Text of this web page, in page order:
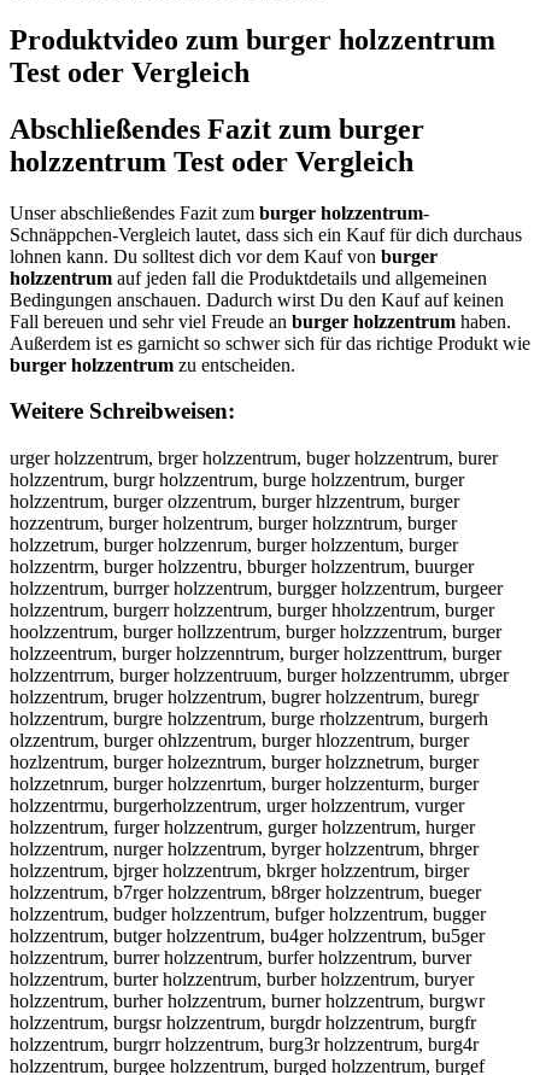
Produktvideo zum burger holzzentrum
Test oder Vergleich
Abschließendes Fazit zum burger
holzzentrum Test oder Vergleich
Unser abschließendes Fazit zum burger holzzentrum-
Schnäppchen-Vergleich lautet, dass sich ein Kauf für dich durchaus
lohnen kann. Du solltest dich vor dem Kauf von burger
holzzentrum auf jeden fall die Produktdetails und allgemeinen
Bedingungen anschauen. Dadurch wirst Du den Kauf auf keinen
Fall bereuen und sehr viel Freude an burger holzzentrum haben.
Außerdem ist es garnicht so schwer sich für das richtige Produkt wie
burger holzzentrum zu entscheiden.
Weitere Schreibweisen:
urger holzzentrum, brger holzzentrum, buger holzzentrum, burer
holzzentrum, burgr holzzentrum, burge holzzentrum, burger
holzzentrum, burger olzzentrum, burger hlzzentrum, burger
hozzentrum, burger holzentrum, burger holzzntrum, burger
holzzetrum, burger holzzenrum, burger holzzentum, burger
holzzentrm, burger holzzentru, bburger holzzentrum, buurger
holzzentrum, burrger holzzentrum, burgger holzzentrum, burgeer
holzzentrum, burgerr holzzentrum, burger hholzzentrum, burger
hoolzzentrum, burger hollzzentrum, burger holzzzentrum, burger
holzzeentrum, burger holzzenntrum, burger holzzenttrum, burger
holzzentrrum, burger holzzentruum, burger holzzentrumm, ubrger
holzzentrum, bruger holzzentrum, bugrer holzzentrum, buregr
holzzentrum, burgre holzzentrum, burge rholzzentrum, burgerh
olzzentrum, burger ohlzzentrum, burger hlozzentrum, burger
hozlzentrum, burger holzezntrum, burger holzznetrum, burger
holzzetnrum, burger holzzenrtum, burger holzzenturm, burger
holzzentrmu, burgerholzzentrum, urger holzzentrum, vurger
holzzentrum, furger holzzentrum, gurger holzzentrum, hurger
holzzentrum, nurger holzzentrum, byrger holzzentrum, bhrger
holzzentrum, bjrger holzzentrum, bkrger holzzentrum, birger
holzzentrum, b7rger holzzentrum, b8rger holzzentrum, bueger
holzzentrum, budger holzzentrum, bufger holzzentrum, bugger
holzzentrum, butger holzzentrum, bu4ger holzzentrum, bu5ger
holzzentrum, burrer holzzentrum, burfer holzzentrum, burver
holzzentrum, burter holzzentrum, burber holzzentrum, buryer
holzzentrum, burher holzzentrum, burner holzzentrum, burgwr
holzzentrum, burgsr holzzentrum, burgdr holzzentrum, burgfr
holzzentrum, burgrr holzzentrum, burg3r holzzentrum, burg4r
holzzentrum, burgee holzzentrum, burged holzzentrum, burgef